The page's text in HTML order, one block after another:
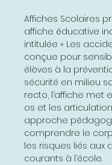
Affiches Scolaires
affiche éducative
intitulée « Les
conçue pour
élèves à la
sécurité en milieu
recto, l’affiche met
os et les
approche
comprendre le
les risques liés aux
courants à l’école.